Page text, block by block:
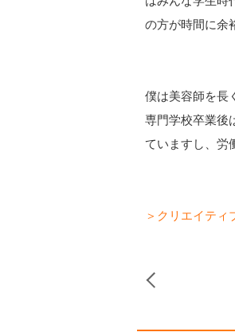
の方が時間に余
僕は美容師を長
専門学校卒業後
ていますし、労
＞クリエイティ